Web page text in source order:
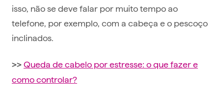
isso, não se deve falar por muito tempo ao
telefone, por exemplo, com a cabeça e o pescoço
inclinados.
>> Queda de cabelo por estresse: o que fazer e
como controlar?